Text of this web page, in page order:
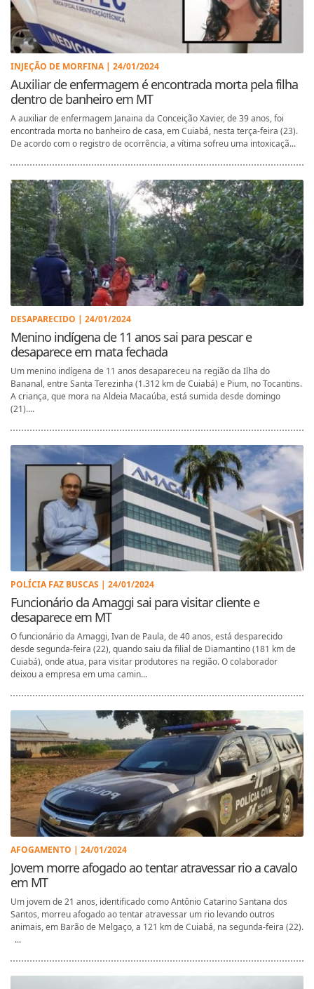
INJEÇÃO DE MORFINA | 24/01/2024
Auxiliar de enfermagem é encontrada morta pela filha
dentro de banheiro em MT
A auxiliar de enfermagem Janaina da Conceição Xavier, de 39 anos, foi
encontrada morta no banheiro de casa, em Cuiabá, nesta terça-feira (23).
De acordo com o registro de ocorrência, a vítima sofreu uma intoxicaçã...
DESAPARECIDO | 24/01/2024
Menino indígena de 11 anos sai para pescar e
desaparece em mata fechada
Um menino indígena de 11 anos desapareceu na região da Ilha do
Bananal, entre Santa Terezinha (1.312 km de Cuiabá) e Pium, no Tocantins.
A criança, que mora na Aldeia Macaúba, está sumida desde domingo
(21)....
POLÍCIA FAZ BUSCAS | 24/01/2024
Funcionário da Amaggi sai para visitar cliente e
desaparece em MT
O funcionário da Amaggi, Ivan de Paula, de 40 anos, está desparecido
desde segunda-feira (22), quando saiu da filial de Diamantino (181 km de
Cuiabá), onde atua, para visitar produtores na região. O colaborador
deixou a empresa em uma camin...
AFOGAMENTO | 24/01/2024
Jovem morre afogado ao tentar atravessar rio a cavalo
em MT
Um jovem de 21 anos, identificado como Antônio Catarino Santana dos
Santos, morreu afogado ao tentar atravessar um rio levando outros
animais, em Barão de Melgaço, a 121 km de Cuiabá, na segunda-feira (22).
...